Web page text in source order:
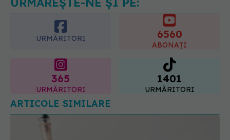
07.08.2026, 16:41
URMĂRITORI
ABONAȚI
URMĂRITORI
1401
URMĂRITORI
ARTICOLE SIMILARE